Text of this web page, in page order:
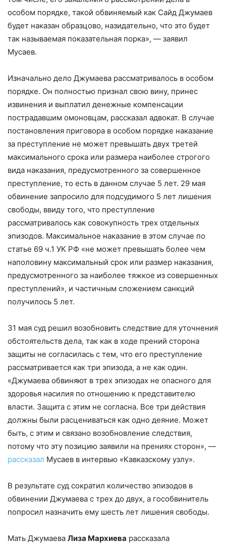
особом порядке, такой обвиняемый как Сайд Джумаев
будет наказан образцово, назидательно, что это будет
так называемая показательная порка», — заявил
Мусаев.
Изначально дело Джумаева рассматривалось в особом
порядке. Он полностью признал свою вину, принес
извинения и выплатил денежные компенсации
пострадавшим омоновцам, рассказал адвокат. В случае
постановления приговора в особом порядке наказание
за преступление не может превышать двух третей
максимального срока или размера наиболее строгого
вида наказания, предусмотренного за совершенное
преступление, то есть в данном случае 5 лет. 29 мая
обвинение запросило для подсудимого 5 лет лишения
свободы, ввиду того, что преступление
рассматривалось как совокупность трех отдельных
эпизодов. Максимальное наказание в этом случае по
статье 69 ч.1 УК РФ «не может превышать более чем
наполовину максимальный срок или размер наказания,
предусмотренного за наиболее тяжкое из совершенных
преступлений», и частичным сложением санкций
получилось 5 лет.
31 мая суд решил возобновить следствие для уточнения
обстоятельств дела, так как в ходе прений сторона
защиты не согласилась с тем, что его преступление
рассматривается как три эпизода, а не как один.
«Джумаева обвиняют в трех эпизодах не опасного для
здоровья насилия по отношению к представителю
власти. Защита с этим не согласна. Все три действия
должны были расцениваться как одно деяние. Может
быть, с этим и связано возобновление следствия,
потому что эту позицию заявили на прениях сторон», —
рассказал Мусаев в интервью «Кавказскому узлу».
В результате суд сократил количество эпизодов в
обвинении Джумаева с трех до двух, а гособвинитель
попросил назначить ему шесть лет лишения свободы.
Мать Джумаева Лиза Мархиева рассказала